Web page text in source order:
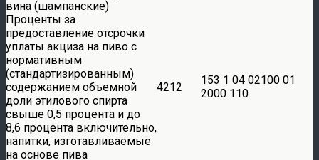
вина (шампанские)
Проценты за
предоставление отсрочки
уплаты акциза на пиво с
нормативным
(стандартизированным)
содержанием объемной
доли этилового спирта
свыше 0,5 процента и до
8,6 процента включительно,
напитки, изготавливаемые
на основе пива
4212
153 1 04 02100 01
2000 110